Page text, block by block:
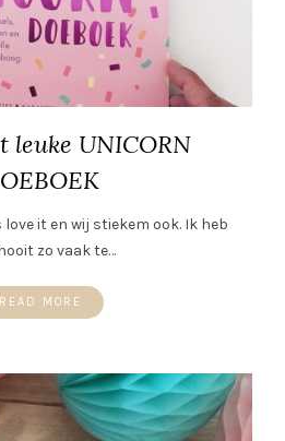
leuke UNICORN
it en wij stiekem ook. Ik heb
zo vaak te…
READ MORE